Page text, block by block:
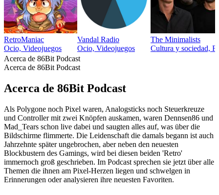
RetroManiac
Ocio, Videojuegos
Vandal Radio
Ocio, Videojuegos
The Minimalists
Cultura y sociedad,
Acerca de 86Bit Podcast
Acerca de 86Bit Podcast
Acerca de 86Bit Podcast
Als Polygone noch Pixel waren, Analogsticks noch Steuerkreuze
und Controller mit zwei Knöpfen auskamen, waren Dennsen86 und
Mad_Tears schon live dabei und saugten alles auf, was über die
Bildschirme flimmerte. Die Leidenschaft die damals begann ist auch
Jahrzehnte später ungebrochen, aber neben den neuesten
Blockbustern des Gamings, wird bei diesen beiden 'Retro'
immernoch groß geschrieben. Im Podcast sprechen sie jetzt über alle
Themen die ihnen am Pixel-Herzen liegen und schwelgen in
Erinnerungen oder analysieren ihre neuesten Favoriten.